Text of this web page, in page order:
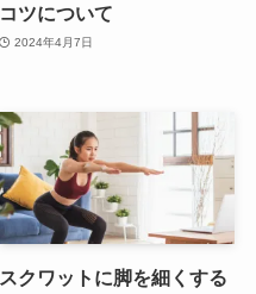
コツについて
2024年4月7日
スクワットに脚を細くする